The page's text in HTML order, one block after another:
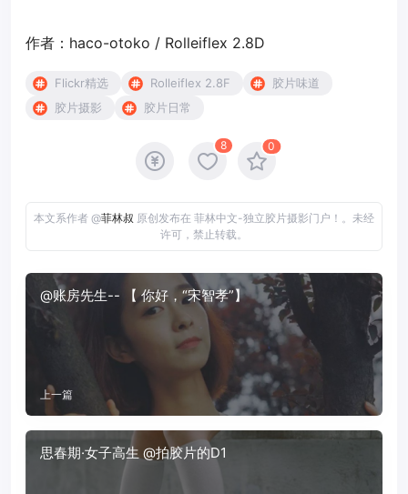
作者：haco-otoko / Rolleiflex 2.8D
Flickr精选 Rolleiflex 2.8F
胶片味道
胶片摄影
胶片日常
8 0
本文系作者 @菲林叔 原创发布在 菲林中文-独立胶片摄影门户！。未经
许可，禁止转载。
@账房先生-- 【 你好，“宋智孝”】
上一篇
思春期·女子高生 @拍胶片的D1